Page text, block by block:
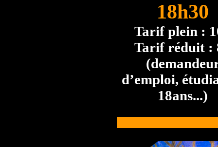
18h30
Tarif plein :
Tarif réduit :
d’emploi,
18ans...)